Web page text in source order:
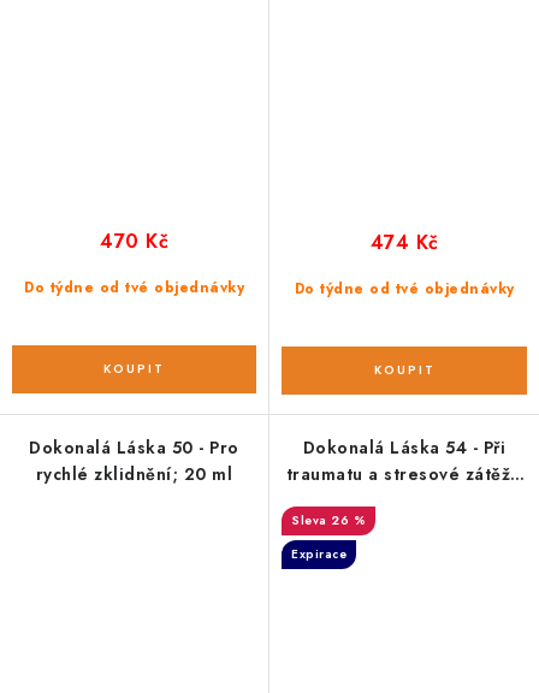
Do týdne od tvé objednávky
470 Kč
Do týdne od tvé objednávky
474 Kč
Dokonalá Láska 50 - Pro
rychlé zklidnění; 20 ml
Dokonalá Láska 54 - Při
traumatu a stresové zátěži;
26 %
Expirace